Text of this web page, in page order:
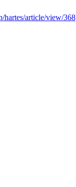
hartes/article/view/368